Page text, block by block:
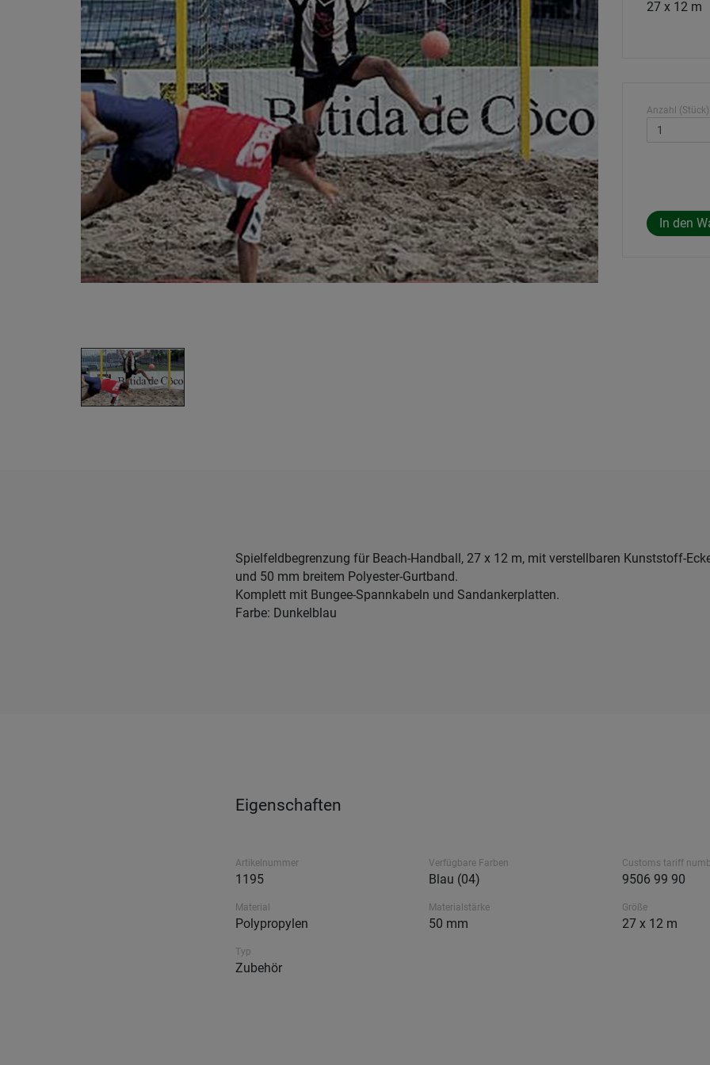
27 x 12 m
Anzahl
Spielfeldbegrenzung für Beach-Handball, 27 x 12 m, mit verstellbaren Kunststoff-
und 50 mm breitem Polyester-Gurtband.
Komplett mit Bungee-Spannkabeln und Sandankerplatten.
Farbe: Dunkelblau
Eigenschaften
Artikelnummer
1195
Verfügbare Farben
Blau (04)
Customs tariff
9506 99 90
Material
Polypropylen
Materialstärke
50 mm
Größe
27 x 12 m
Typ
Zubehör